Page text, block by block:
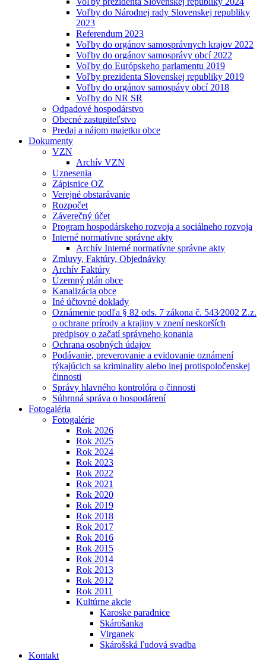
Voľby do Národnej rady Slovenskej republiky
2023
Referendum 2023
Voľby do orgánov samosprávnych krajov 2022
Voľby do orgánov samosprávy obcí 2022
Voľby do Európskeho parlamentu 2019
Voľby prezidenta Slovenskej republiky 2019
Voľby do orgánov samospávy obcí 2018
Voľby do NR SR
Odpadové hospodárstvo
Obecné zastupiteľstvo
Predaj a nájom majetku obce
Dokumenty
VZN
Archív VZN
Uznesenia
Zápisnice OZ
Verejné obstarávanie
Rozpočet
Záverečný účet
Program hospodárskeho rozvoja a sociálneho rozvoja
Interné normatívne správne akty
Archív Interné normatívne správne akty
Zmluvy, Faktúry, Objednávky
Archív Faktúry
Územný plán obce
Kanalizácia obce
Iné účtovné doklady
Oznámenie podľa § 82 ods. 7 zákona č. 543⁄2002 Z.z.
o ochrane prírody a krajiny v znení neskorších
predpisov o začatí správneho konania
Ochrana osobných údajov
Podávanie, preverovanie a evidovanie oznámení
týkajúcich sa kriminality alebo inej protispoločenskej
činnosti
Správy hlavného kontrolóra o činnosti
Súhrnná správa o hospodárení
Fotogaléria
Fotogalérie
Rok 2026
Rok 2025
Rok 2024
Rok 2023
Rok 2022
Rok 2021
Rok 2020
Rok 2019
Rok 2018
Rok 2017
Rok 2016
Rok 2015
Rok 2014
Rok 2013
Rok 2012
Rok 2011
Kultúrne akcie
Karoske paradnice
Skárošanka
Virganek
Skárošská ľudová svadba
Kontakt